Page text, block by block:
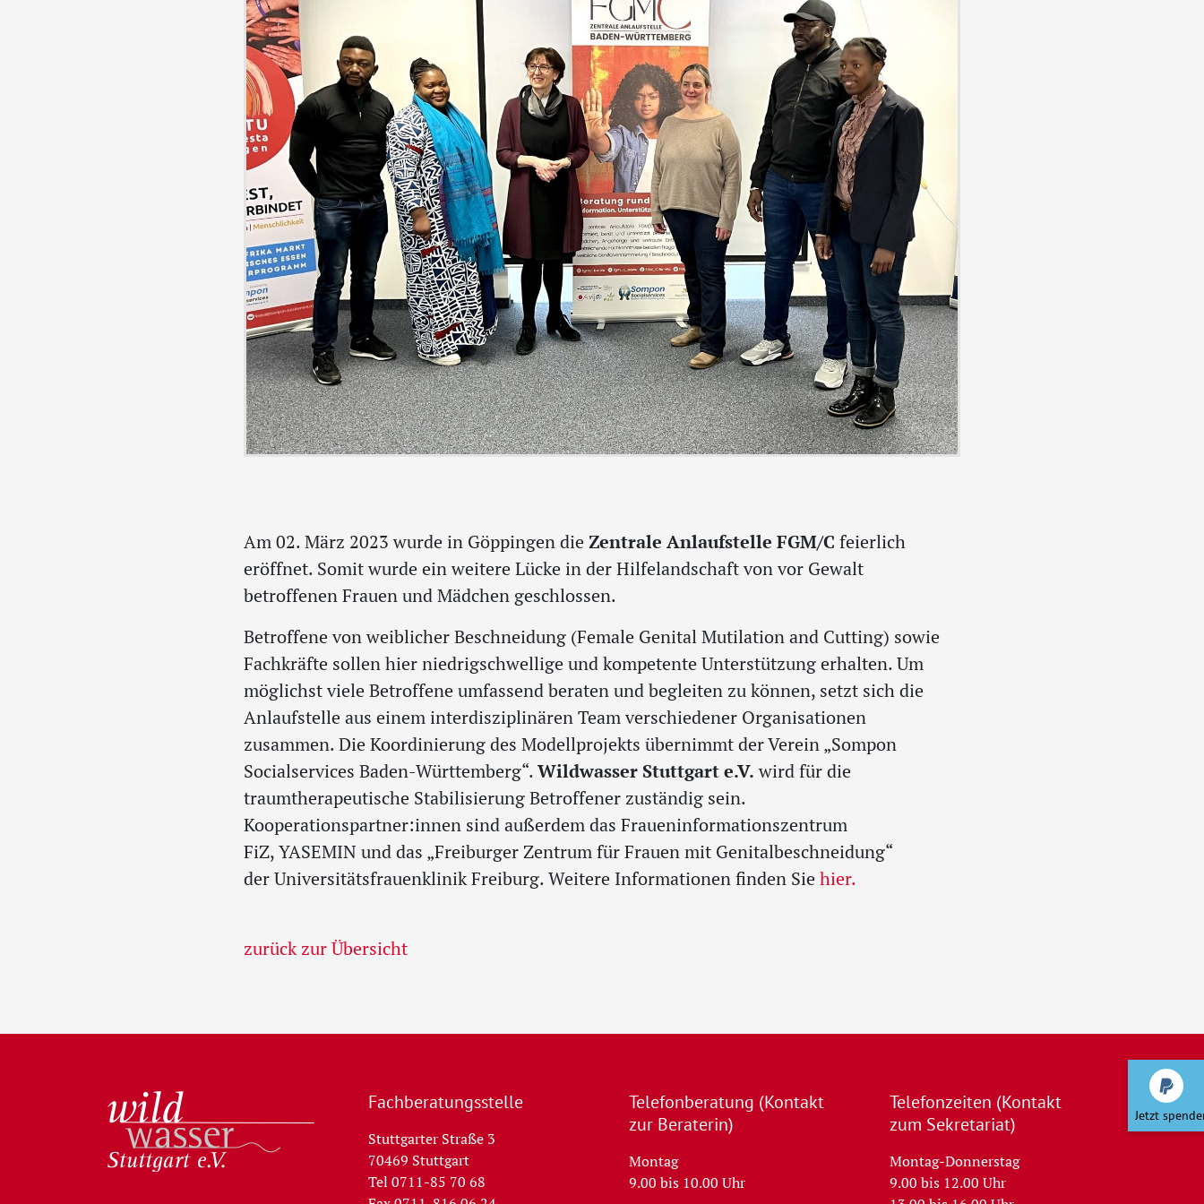
Am 02. März 2023 wurde in Göppingen die Zentrale Anlaufstelle FGM/C feierlich
eröffnet. Somit wurde ein weitere Lücke in der Hilfelandschaft von vor Gewalt
betroffenen Frauen und Mädchen geschlossen.
Betroffene von weiblicher Beschneidung (Female Genital Mutilation and Cutting) sowie
Fachkräfte sollen hier niedrigschwellige und kompetente Unterstützung erhalten. Um
möglichst viele Betroffene umfassend beraten und begleiten zu können, setzt sich die
Anlaufstelle aus einem interdisziplinären Team verschiedener Organisationen
zusammen. Die Koordinierung des Modellprojekts übernimmt der Verein „Sompon
Socialservices Baden-Württemberg“.Wildwasser Stuttgart e.V.wird für die
traumtherapeutische Stabilisierung Betroffener zuständig sein.
Kooperationspartner:innen sind außerdem das Fraueninformationszentrum
FiZ, YASEMIN und das „Freiburger Zentrum für Frauen mit Genitalbeschneidung“
der Universitätsfrauenklinik Freiburg. Weitere Informationen finden Sie hier.
zurück zur Übersicht
Fachberatungs­stelle
Stuttgarter Straße 3
70469 Stuttgart
Tel 0711-85 70 68
Telefon­beratung (Kontakt
zur Beraterin)
Montag
9.00 bis 10.00 Uhr
Telefonzeiten (Kontakt
zum Sekretariat)
Montag-Donnerstag
9.00 bis 12.00 Uhr
Spenden